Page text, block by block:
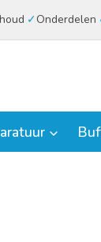
Onderdelen